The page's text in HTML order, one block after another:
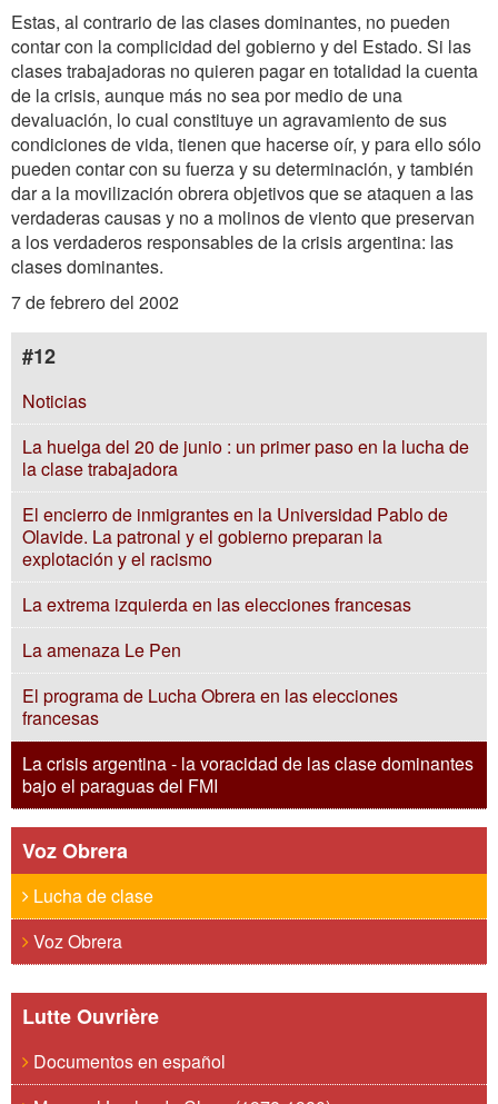
Estas, al contrario de las clases dominantes, no pueden
contar con la complicidad del gobierno y del Estado. Si las
clases trabajadoras no quieren pagar en totalidad la cuenta
de la crisis, aunque más no sea por medio de una
devaluación, lo cual constituye un agravamiento de sus
condiciones de vida, tienen que hacerse oír, y para ello sólo
pueden contar con su fuerza y su determinación, y también
dar a la movilización obrera objetivos que se ataquen a las
verdaderas causas y no a molinos de viento que preservan
a los verdaderos responsables de la crisis argentina: las
clases dominantes.
7 de febrero del 2002
#12
Noticias
La huelga del 20 de junio : un primer paso en la lucha de
la clase trabajadora
El encierro de inmigrantes en la Universidad Pablo de
Olavide. La patronal y el gobierno preparan la
explotación y el racismo
La extrema izquierda en las elecciones francesas
La amenaza Le Pen
El programa de Lucha Obrera en las elecciones
francesas
La crisis argentina - la voracidad de las clase dominantes
bajo el paraguas del FMI
Voz Obrera
Lucha de clase
Voz Obrera
Lutte Ouvrière
Documentos en español